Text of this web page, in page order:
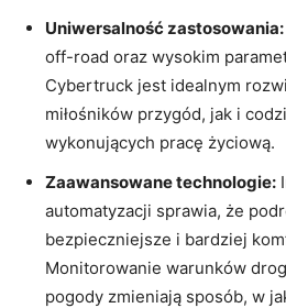
Uniwersalność zastosowania:
off-road oraz ⁤wysokim
Cybertruck jest idealnym⁢
⁤miłośników⁣ przygód, jak⁣ i
wykonujących‌ pracę życiową.
Zaawansowane technologie:
automatyzacji sprawia, że
bezpieczniejsze ​i bardziej
Monitorowanie warunków
pogody zmieniają sposób, w